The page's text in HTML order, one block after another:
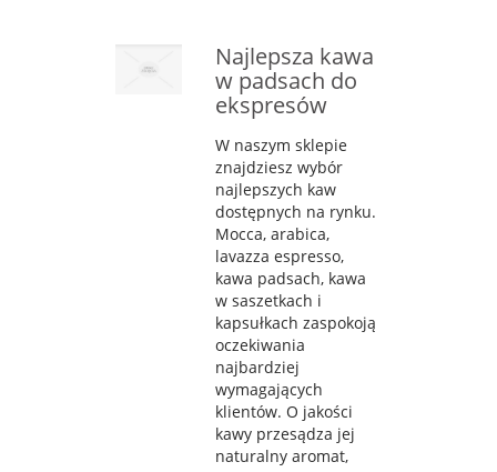
Najlepsza kawa
w padsach do
ekspresów
W naszym sklepie
znajdziesz wybór
najlepszych kaw
dostępnych na rynku.
Mocca, arabica,
lavazza espresso,
kawa padsach, kawa
w saszetkach i
kapsułkach zaspokoją
oczekiwania
najbardziej
wymagających
klientów. O jakości
kawy przesądza jej
naturalny aromat,